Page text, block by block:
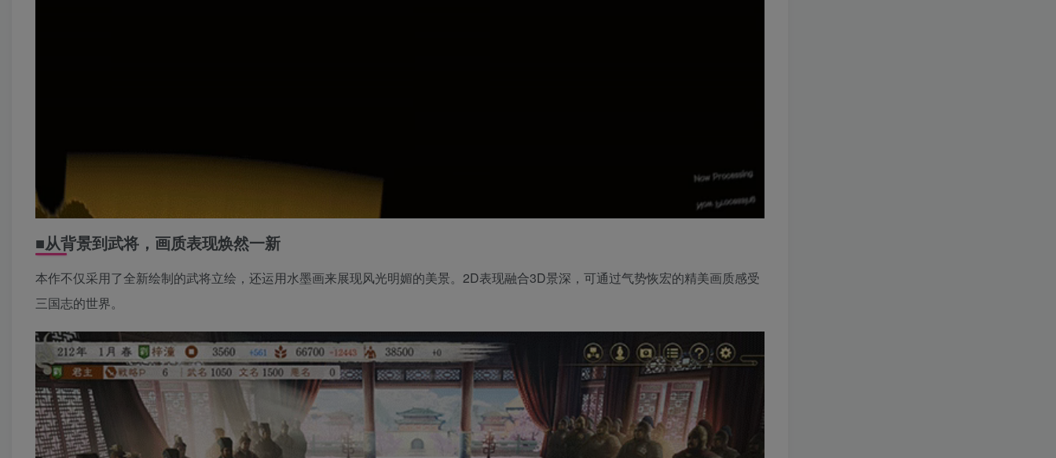
■从背景到武将，画质表现焕然一新
本作不仅采用了全新绘制的武将立绘，还运用水墨画来展现风光明媚的美景。2D表现融合3D景深，可通过气势恢宏的精美画质感受
三国志的世界。